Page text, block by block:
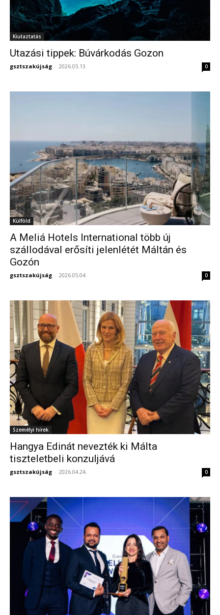
Kiutaztatás
Utazási tippek: Búvárkodás Gozon
gsztszakújság - 2026.05.13. 0
Külföld
A Meliá Hotels International több új
szállodával erősíti jelenlétét Máltán és
Gozón
gsztszakújság - 2026.05.04. 0
Személyi hírek
Hangya Edinát nevezték ki Málta
tiszteletbeli konzuljává
gsztszakújság - 2026.04.24. 0